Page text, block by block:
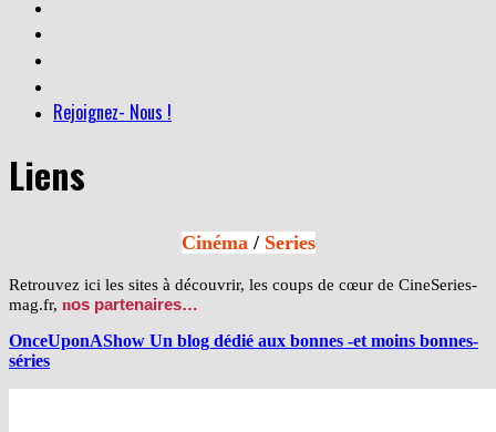
Rejoignez- Nous !
Liens
Cinéma / Series
Retrouvez ici les sites à découvrir, les coups de cœur de CineSeries-
mag.fr, nos partenaires…
OnceUponAShow Un blog dédié aux bonnes -et moins bonnes-
séries